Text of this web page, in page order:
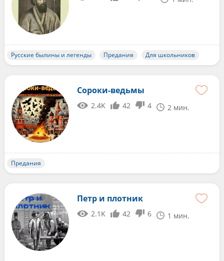
Русские былины и легенды Предания Для школьников
Сороки-ведьмы
2.4K 42 4 2 мин.
Предания
Петр и плотник
2.1K 42 6 1 мин.